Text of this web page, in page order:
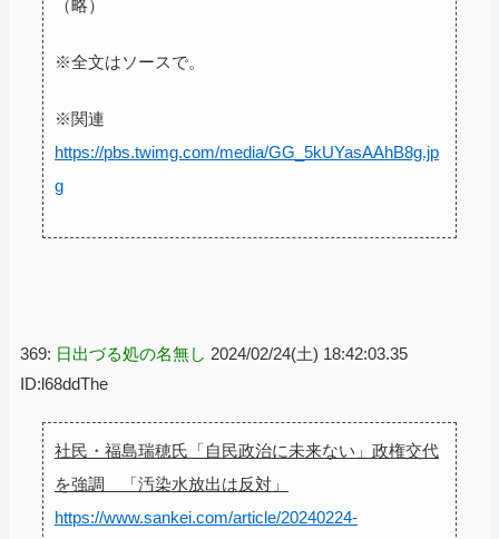
（略）
※全文はソースで。
※関連
https://pbs.twimg.com/media/GG_5kUYasAAhB8g.jp
g
369: 日出づる処の名無し 2024/02/24(土) 18:42:03.35
ID:l68ddThe
社民・福島瑞穂氏「自民政治に未来ない」政権交代
を強調 「汚染水放出は反対」
https://www.sankei.com/article/20240224-